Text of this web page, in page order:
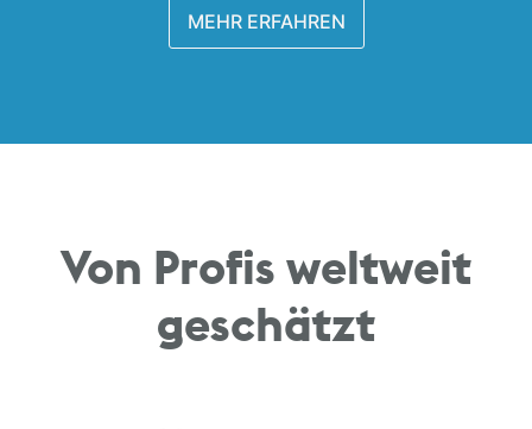
MEHR ERFAHREN
Von Profis weltweit
geschätzt